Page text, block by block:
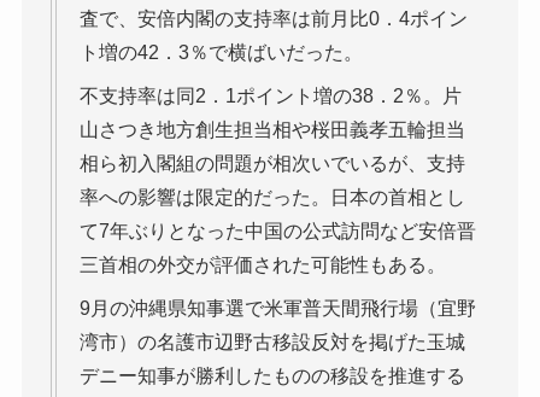
査で、安倍内閣の支持率は前月比0．4ポイン
ト増の42．3％で横ばいだった。
不支持率は同2．1ポイント増の38．2％。片
山さつき地方創生担当相や桜田義孝五輪担当
相ら初入閣組の問題が相次いでいるが、支持
率への影響は限定的だった。日本の首相とし
て7年ぶりとなった中国の公式訪問など安倍晋
三首相の外交が評価された可能性もある。
9月の沖縄県知事選で米軍普天間飛行場（宜野
湾市）の名護市辺野古移設反対を掲げた玉城
デニー知事が勝利したものの移設を推進する